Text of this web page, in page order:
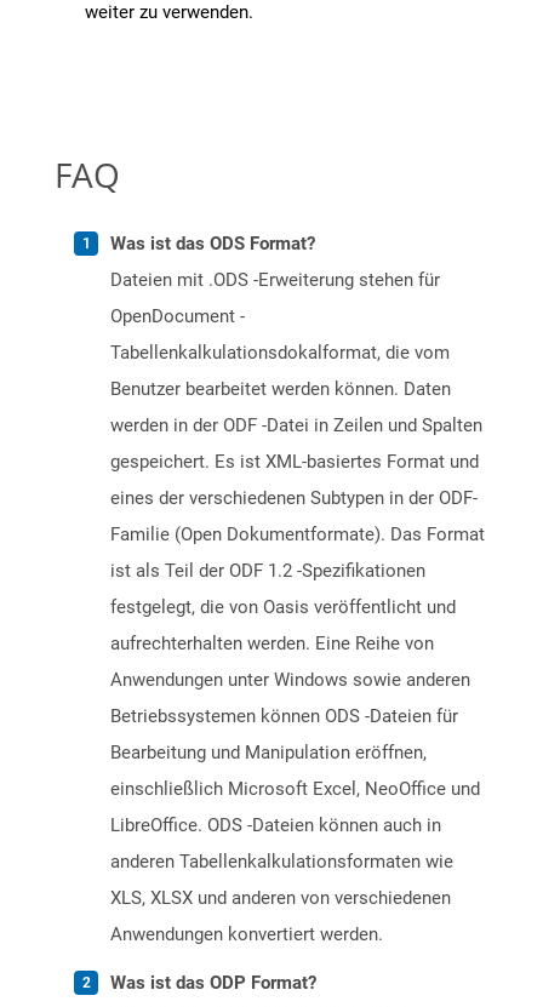
weiter zu verwenden.
FAQ
Was ist das ODS Format?
Dateien mit .ODS -Erweiterung stehen für
OpenDocument -
Tabellenkalkulationsdokalformat, die vom
Benutzer bearbeitet werden können. Daten
werden in der ODF -Datei in Zeilen und Spalten
gespeichert. Es ist XML-basiertes Format und
eines der verschiedenen Subtypen in der ODF-
Familie (Open Dokumentformate). Das Format
ist als Teil der ODF 1.2 -Spezifikationen
festgelegt, die von Oasis veröffentlicht und
aufrechterhalten werden. Eine Reihe von
Anwendungen unter Windows sowie anderen
Betriebssystemen können ODS -Dateien für
Bearbeitung und Manipulation eröffnen,
einschließlich Microsoft Excel, NeoOffice und
LibreOffice. ODS -Dateien können auch in
anderen Tabellenkalkulationsformaten wie
XLS, XLSX und anderen von verschiedenen
Anwendungen konvertiert werden.
Was ist das ODP Format?